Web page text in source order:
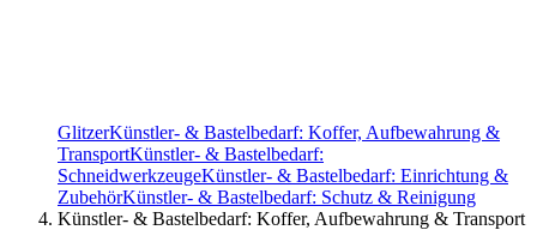
GlitzerKünstler- & Bastelbedarf: Koffer, Aufbewahrung &
TransportKünstler- & Bastelbedarf:
SchneidwerkzeugeKünstler- & Bastelbedarf: Einrichtung &
ZubehörKünstler- & Bastelbedarf: Schutz & Reinigung
Künstler- & Bastelbedarf: Koffer, Aufbewahrung & Transport